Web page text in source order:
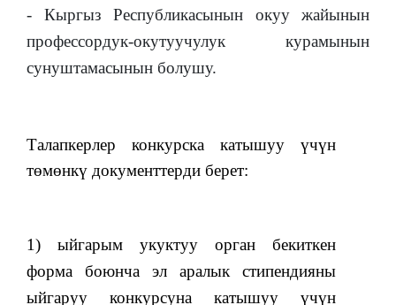
- Кыргыз Республикасынын окуу жайынын
профессордук-окутуучулук курамынын
сунуштамасынын болушу.
Талапкерлер конкурска катышуу үчүн
төмөнкү документтерди берет:
1) ыйгарым укуктуу орган бекиткен
форма боюнча эл аралык стипендияны
ыйгаруу конкурсуна катышуу үчүн